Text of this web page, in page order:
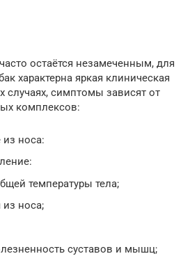
остаётся незамеченным, для
характерна яркая клиническая
случаях, симптомы зависят от
комплексов:
из носа:
температуры тела;
из носа;
суставов и мышц;